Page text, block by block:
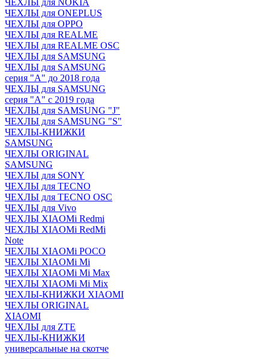
ЧЕХЛЫ для NOKIA
ЧЕХЛЫ для ONEPLUS
ЧЕХЛЫ для OPPO
ЧЕХЛЫ для REALME
ЧЕХЛЫ для REALME OSC
ЧЕХЛЫ для SAMSUNG
ЧЕХЛЫ для SAMSUNG
серия "A" до 2018 года
ЧЕХЛЫ для SAMSUNG
серия "A" с 2019 года
ЧЕХЛЫ для SAMSUNG "J"
ЧЕХЛЫ для SAMSUNG "S"
ЧЕХЛЫ-КНИЖКИ
SAMSUNG
ЧЕХЛЫ ORIGINAL
SAMSUNG
ЧЕХЛЫ для SONY
ЧЕХЛЫ для TECNO
ЧЕХЛЫ для TECNO OSC
ЧЕХЛЫ для Vivo
ЧЕХЛЫ XIAOMi Redmi
ЧЕХЛЫ XIAOMi RedMi
Note
ЧЕХЛЫ XIAOMi POCO
ЧЕХЛЫ XIAOMi Mi
ЧЕХЛЫ XIAOMi Mi Max
ЧЕХЛЫ XIAOMi Mi Mix
ЧЕХЛЫ-КНИЖКИ XIAOMI
ЧЕХЛЫ ORIGINAL
XIAOMI
ЧЕХЛЫ для ZTE
ЧЕХЛЫ-КНИЖКИ
универсальные на скотче